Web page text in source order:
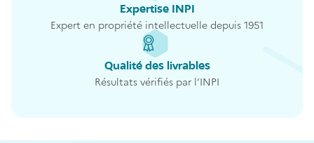
Expertise INPI
Expert en propriété intellectuelle depuis 1951
Qualité des livrables
Résultats vérifiés par l’INPI